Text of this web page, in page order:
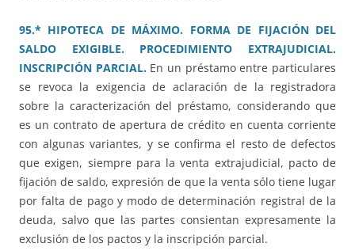
95.* HIPOTECA DE MÁXIMO. FORMA DE FIJACIÓN DEL
SALDO EXIGIBLE. PROCEDIMIENTO EXTRAJUDICIAL.
INSCRIPCIÓN PARCIAL.En un préstamo entre particulares
se revoca la exigencia de aclaración de la registradora
sobre la caracterización del préstamo, considerando que
es un contrato de apertura de crédito en cuenta corriente
con algunas variantes, y se confirma el resto de defectos
que exigen, siempre para la venta extrajudicial, pacto de
fijación de saldo, expresión de que la venta sólo tiene lugar
por falta de pago y modo de determinación registral de la
deuda, salvo que las partes consientan expresamente la
exclusión de los pactos y la inscripción parcial.